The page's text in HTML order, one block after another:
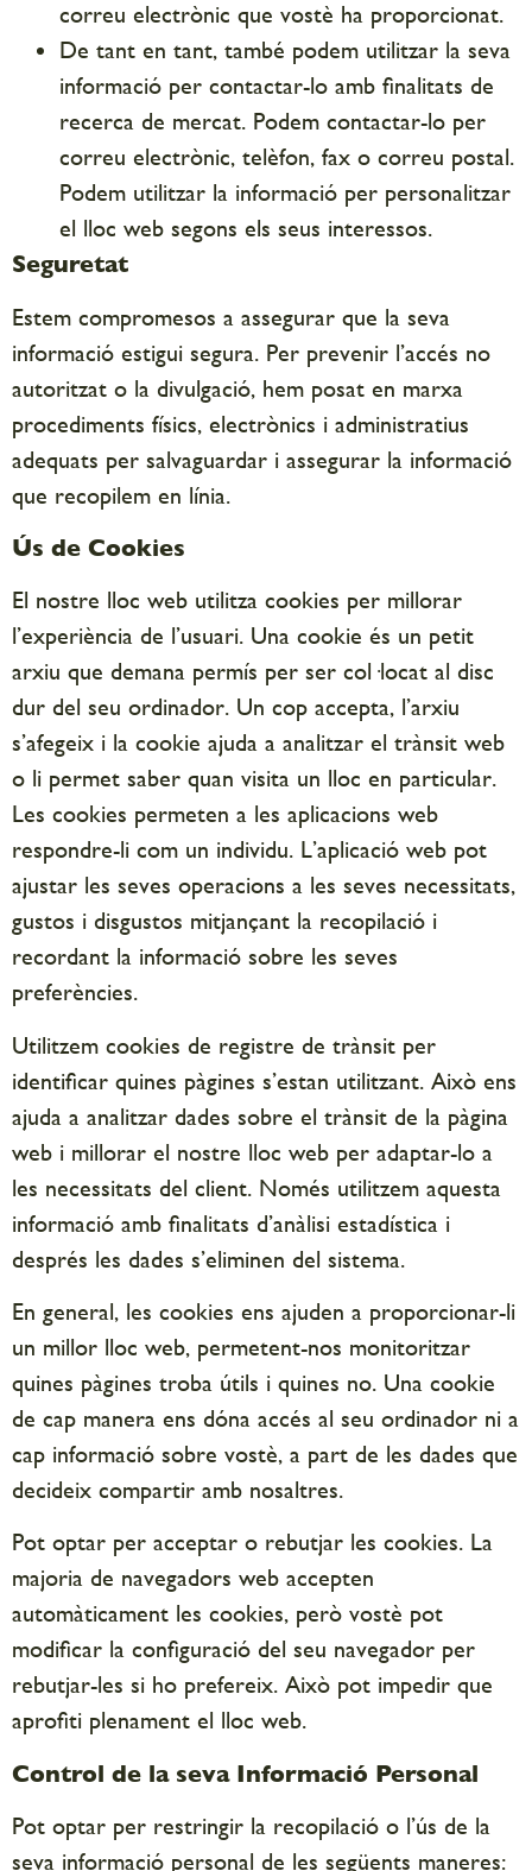
correu electrònic que vostè ha proporcionat.
De tant en tant, també podem utilitzar la seva
informació per contactar-lo amb finalitats de
recerca de mercat. Podem contactar-lo per
correu electrònic, telèfon, fax o correu postal.
Podem utilitzar la informació per personalitzar
el lloc web segons els seus interessos.
Seguretat
Estem compromesos a assegurar que la seva
informació estigui segura. Per prevenir l’accés no
autoritzat o la divulgació, hem posat en marxa
procediments físics, electrònics i administratius
adequats per salvaguardar i assegurar la informació
que recopilem en línia.
Ús de Cookies
El nostre lloc web utilitza cookies per millorar
l’experiència de l’usuari. Una cookie és un petit
arxiu que demana permís per ser col·locat al disc
dur del seu ordinador. Un cop accepta, l’arxiu
s’afegeix i la cookie ajuda a analitzar el trànsit web
o li permet saber quan visita un lloc en particular.
Les cookies permeten a les aplicacions web
respondre-li com un individu. L’aplicació web pot
ajustar les seves operacions a les seves necessitats,
gustos i disgustos mitjançant la recopilació i
recordant la informació sobre les seves
preferències.
Utilitzem cookies de registre de trànsit per
identificar quines pàgines s’estan utilitzant. Això ens
ajuda a analitzar dades sobre el trànsit de la pàgina
web i millorar el nostre lloc web per adaptar-lo a
les necessitats del client. Només utilitzem aquesta
informació amb finalitats d’anàlisi estadística i
després les dades s’eliminen del sistema.
En general, les cookies ens ajuden a proporcionar-li
un millor lloc web, permetent-nos monitoritzar
quines pàgines troba útils i quines no. Una cookie
de cap manera ens dóna accés al seu ordinador ni a
cap informació sobre vostè, a part de les dades que
decideix compartir amb nosaltres.
Pot optar per acceptar o rebutjar les cookies. La
majoria de navegadors web accepten
automàticament les cookies, però vostè pot
modificar la configuració del seu navegador per
rebutjar-les si ho prefereix. Això pot impedir que
aprofiti plenament el lloc web.
Control de la seva Informació Personal
Pot optar per restringir la recopilació o l’ús de la
seva informació personal de les següents maneres: